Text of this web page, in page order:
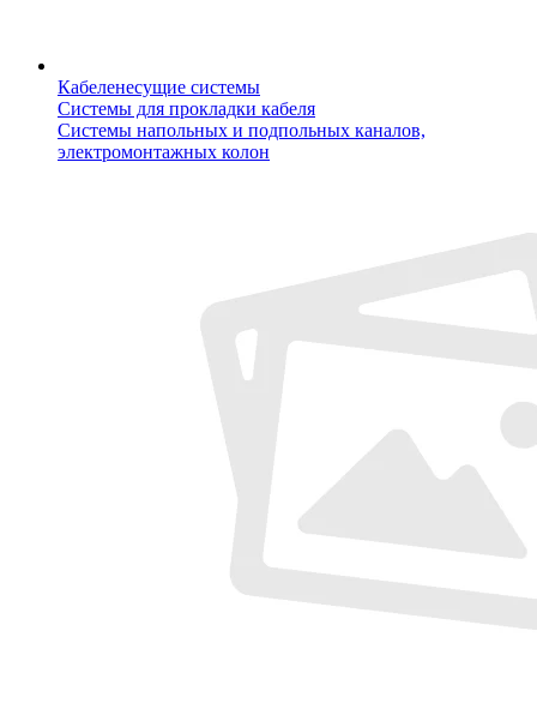
Кабеленесущие системы
Системы для прокладки кабеля
Системы напольных и подпольных каналов,
электромонтажных колон